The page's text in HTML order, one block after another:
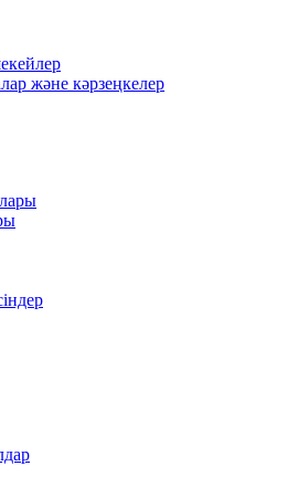
және кәрзеңкелер